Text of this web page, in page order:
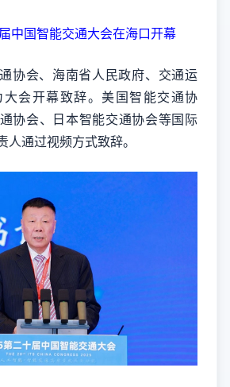
中国智能交通大会在海口开幕
会、海南省人民政府、交通运
会开幕致辞。美国智能交通协
协会、日本智能交通协会等国际
人通过视频方式致辞。